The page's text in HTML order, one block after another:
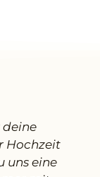
deine
Hochzeit
uns eine